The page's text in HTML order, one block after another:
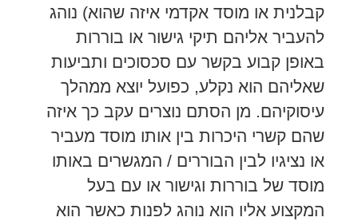
קבלנית או מוסד אקדמי איזה שהוא) נוהג
להעביר אליהם תיקי גישור או בוררות
באופן קבוע בקשר עם סכסוכים ותביעות
שאליהם הוא נקלע, כפועל יוצא ממהלך
עיסוקיהם. מן הסתם נוצרים עקב כך איזה
שהם קשרי היכרות בין אותו מוסד מעביר
או נציגיו לבין הבוררים / המגשרים באותו
מוסד של בוררות וגישור או עם בעל
המקצוע אליו הוא נוהג לפנות כאשר הוא